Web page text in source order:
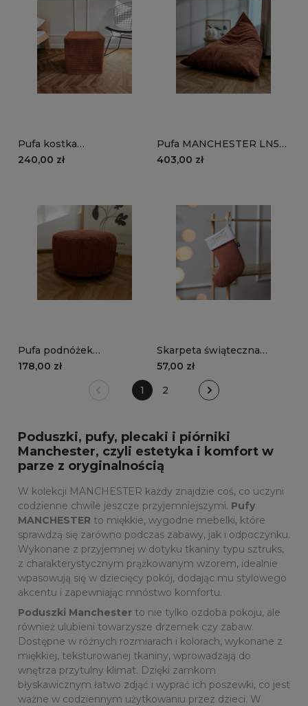
Pufa kostka
MANCHESTER LN52 |
240,00 zł
Pufa MANCHESTER LN52
| rudy
403,00 zł
Pufa podnóżek
MANCHESTER LN52 |
178,00 zł
Skarpeta świąteczna
MANCHESTER LN52 |
57,00 zł
1
2
Poduszki, pufy, plecaki i piórniki
Manchester, czyli estetyka i komfort w
parze z oryginalnością
W kolekcji MANCHESTER każdy znajdzie coś, co uczyni
codzienne chwile jeszcze przyjemniejszymi. Pufy
MANCHESTER to miękkie, wygodne mebelki, które
sprawdzą się zarówno podczas zabawy, jak i odpoczynku.
Wykonane z przyjemnej w dotyku tkaniny typu sztruks,
z charakterystycznym prążkowanym wzorem, idealnie
wpasowują się w dziecięcy pokój, dodając mu stylowego
akcentu i zapewniając mnóstwo komfortu.
Poduszki Manchester to nie tylko ozdoba pokoju, ale
również ulubieni towarzysze drzemek czy zabaw.
Dostępne w różnych rozmiarach i kolorach, wykonane z
miękkiej, teksturowanej tkaniny, wprowadzają do
wnętrza przytulny klimat. Dzięki zamkom
błyskawicznym łatwo zdjąć i wyprać ich poszewki, co jest
ważne w codziennym użytkowaniu przez dzieci. W